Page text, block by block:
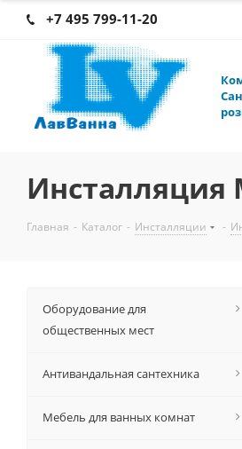
+7 495 799-11-20
К
Инсталляция
Главная - Каталог - Инсталляции -
Оборудование для
общественных мест
Антивандальная сантехника
Мебель для ванных комнат